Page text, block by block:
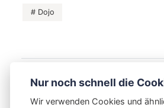
Dojo
VORHERIGER BEITRAG
Ereignis
Nur noch schnell die
Wir verwenden Cookies und